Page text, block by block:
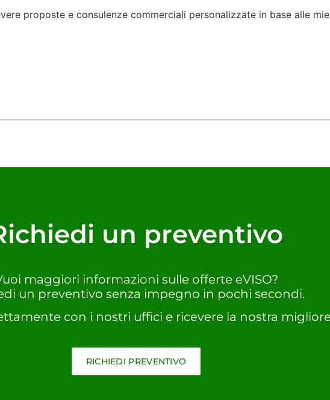
proposte e consulenze commerciali personalizzate in base alle
un preventivo
maggiori informazioni sulle offerte eVISO?
un preventivo senza impegno in pochi secondi.
con i nostri uffici e ricevere la nostra
RICHIEDI PREVENTIVO